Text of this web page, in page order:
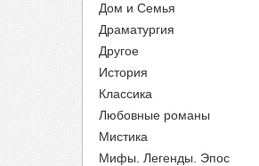
Дом и Семья
Драматургия
Другое
История
Классика
Любовные романы
Мистика
Мифы. Легенды. Эпос